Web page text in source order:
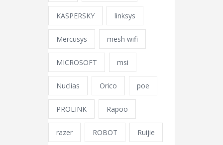
KASPERSKY linksys
Mercusys mesh wifi
MICROSOFT msi
Nuclias Orico poe
PROLINK Rapoo
razer ROBOT Ruijie